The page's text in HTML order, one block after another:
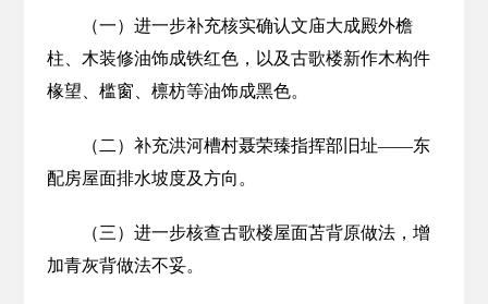
（一）进一步补充核实确认文庙大成殿外檐
柱、木装修油饰成铁红色，以及古歌楼新作木构件
椽望、槛窗、檩枋等油饰成黑色。
（二）补充洪河槽村聂荣臻指挥部旧址——东
配房屋面排水坡度及方向。
（三）进一步核查古歌楼屋面苫背原做法，增
加青灰背做法不妥。